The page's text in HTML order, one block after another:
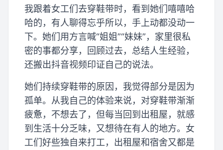
我跟着女工们去穿鞋带时，看到她们嘻嘻哈
哈的，有人聊得忘乎所以，手上动都没动一
下。她们用方言喊“姐姐”“妹妹”，家里很私
密的事都分享，回顾过去，总结人生经验，
还搬出抖音视频印证自己的说法。
她们持续穿鞋带的原因，我觉得部分是因为
孤单。从我自己的体验来说，对穿鞋带渐渐
疲惫，不想去了，但每当回到出租屋，就感
到生活十分乏味，又想待在有人的地方。女
工们好些独自来打工，出租屋和宿舍又都是